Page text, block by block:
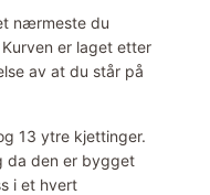
nærmeste du
er laget etter
av at du står på
13 ytre kjettinger.
da den er bygget
i et hvert